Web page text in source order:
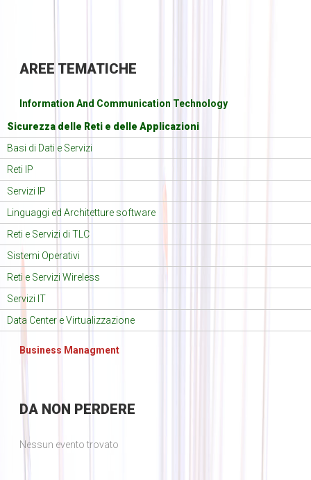
AREE TEMATICHE
Information And Communication Technology
Sicurezza delle Reti e delle Applicazioni
Basi di Dati e Servizi
Reti IP
Servizi IP
Linguaggi ed Architetture software
Reti e Servizi di TLC
Sistemi Operativi
Reti e Servizi Wireless
Servizi IT
Data Center e Virtualizzazione
Business Managment
DANON PERDERE
Nessun evento trovato